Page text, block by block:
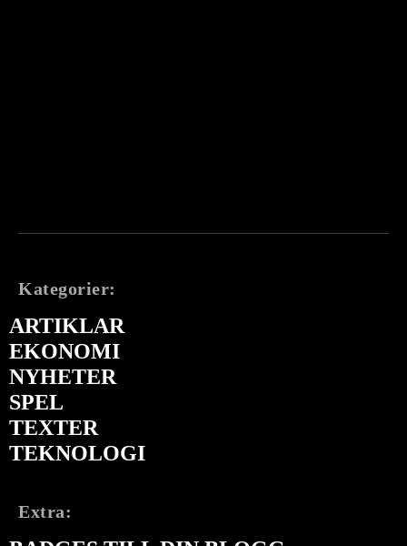
Kategorier:
ARTIKLAR
EKONOMI
NYHETER
SPEL
TEXTER
TEKNOLOGI
Extra: